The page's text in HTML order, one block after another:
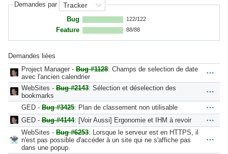
Demandes par
Bug 122/122
Feature 88/88
Demandes liées
Project Manager - Bug #1128: Champs de selection de date
avec l'ancien calendrier
WebSites - Bug #2143: Sélection et déselection des
bookmarks
GED - Bug #3425: Plan de classement non utilisable
GED - Bug #4144: [Voir Aussi] Ergonomie et IHM à revoir
WebSites - Bug #6253: Lorsque le serveur est en HTTPS, il
n'est pas possible d'accéder à un site qui ne s'affiche pas
dans une popup.